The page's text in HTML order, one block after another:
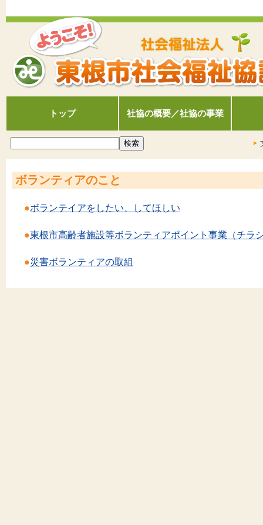
トップ 社協の概要／社協の事業
ボランティアのこと
●ボランテイアをしたい、してほしい
●東根市高齢者施設等ボランティアポイント事業（チラ
●災害ボランティアの取組